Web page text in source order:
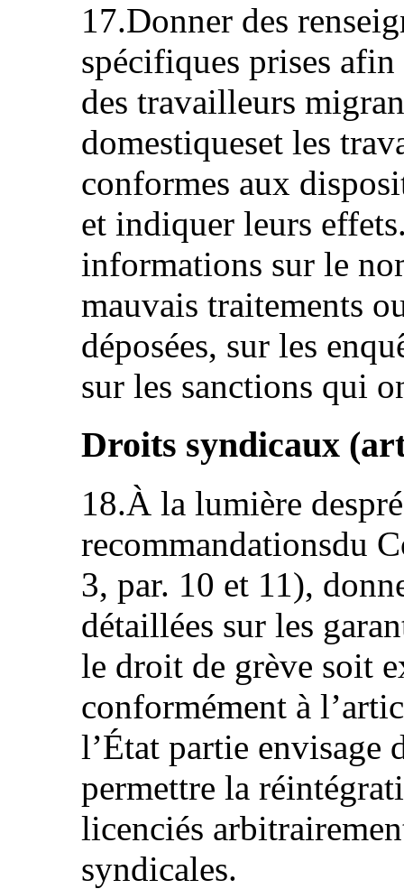
17.Donner des
spécifiques prises
des travailleurs
domestiqueset les
conformes aux
et indiquer leurs
informations sur le
mauvais traitements
déposées, sur les
sur les sanctions qui
Droits syndicaux
18.À la lumière
recommandationsdu
3, par. 10 et 11),
détaillées sur les
le droit de grève soit
conformément à
l’État partie
permettre la
licenciés
syndicales.